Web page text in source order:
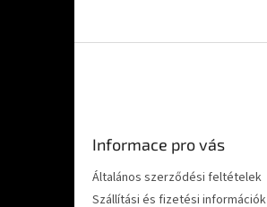
Informace pro vás
Általános szerződési feltételek
Szállítási és fizetési információk